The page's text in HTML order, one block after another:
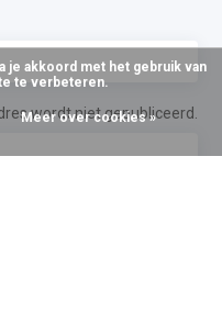
wordt niet gepubliceerd.
je akkoord met het gebruik van
te verbeteren.
Meer over cookies »